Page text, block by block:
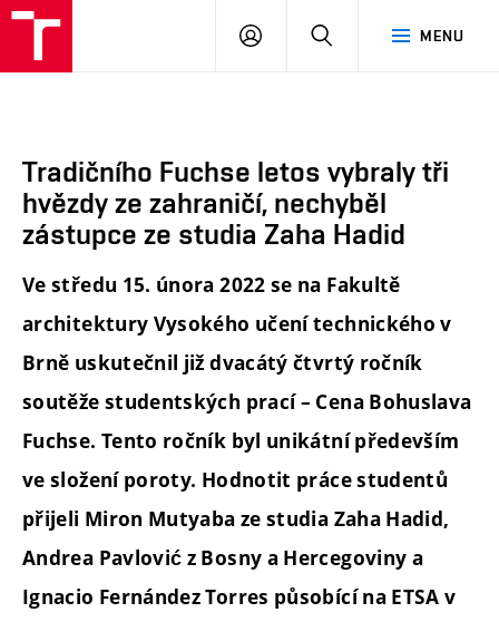
MENU
PŘIHLÁSIT
Tradičního Fuchse letos vybraly tři
hvězdy ze zahraničí, nechyběl
zástupce ze studia Zaha Hadid
Ve středu 15. února 2022 se na Fakultě
architektury Vysokého učení technického v
Brně uskutečnil již dvacátý čtvrtý ročník
soutěže studentských prací – Cena Bohuslava
Fuchse. Tento ročník byl unikátní především
ve složení poroty. Hodnotit práce studentů
přijeli Miron Mutyaba ze studia Zaha Hadid,
Andrea Pavlović z Bosny a Hercegoviny a
Ignacio Fernández Torres působící na ETSA v